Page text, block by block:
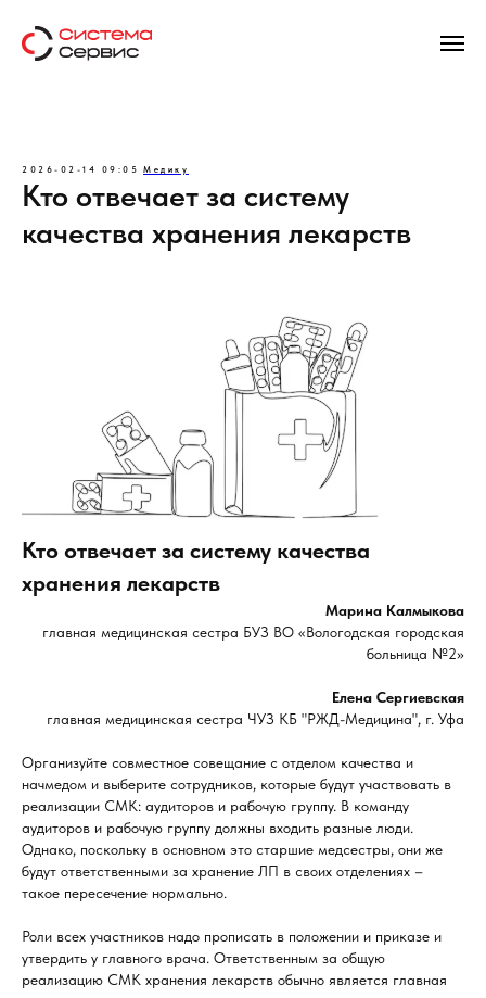
2026-02-14 09:05 Медику
Кто отвечает за систему
качества хранения лекарств
Кто отвечает за систему качества
хранения лекарств
Марина Калмыкова
главная медицинская сестра БУЗ ВО «Вологодская городская
больница №2»
Елена Сергиевская
главная медицинская сестра ЧУЗ КБ "РЖД-Медицина", г. Уфа
Организуйте совместное совещание с отделом качества и
начмедом и выберите сотрудников, которые будут участвовать в
реализации СМК: аудиторов и рабочую группу. В команду
аудиторов и рабочую группу должны входить разные люди.
Однако, поскольку в основном это старшие медсестры, они же
будут ответственными за хранение ЛП в своих отделениях –
такое пересечение нормально.
Роли всех участников надо прописать в положении и приказе и
утвердить у главного врача. Ответственным за общую
реализацию СМК хранения лекарств обычно является главная